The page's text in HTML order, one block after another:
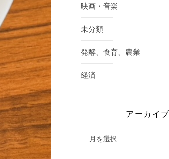
映画・音楽
未分類
発酵、食育、農業
経済
アーカイブ